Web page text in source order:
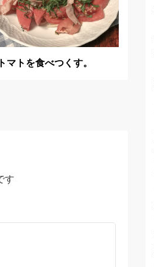
トマトを食べつくす。
す